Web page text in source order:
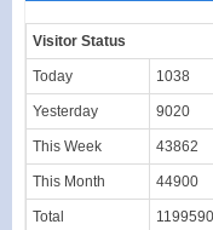
Visitor Status
Today 1038
Yesterday 9020
This Week 43862
This Month 44900
Total